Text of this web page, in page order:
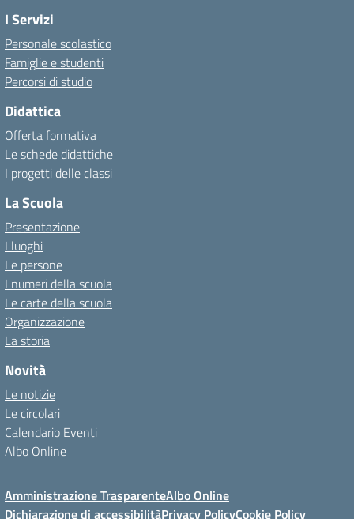
I Servizi
Personale scolastico
Famiglie e studenti
Percorsi di studio
Didattica
Offerta formativa
Le schede didattiche
I progetti delle classi
La Scuola
Presentazione
I luoghi
Le persone
I numeri della scuola
Le carte della scuola
Organizzazione
La storia
Novità
Le notizie
Le circolari
Calendario Eventi
Albo Online
Amministrazione TrasparenteAlbo Online
Dichiarazione di accessibilitàPrivacy PolicyCookie Policy